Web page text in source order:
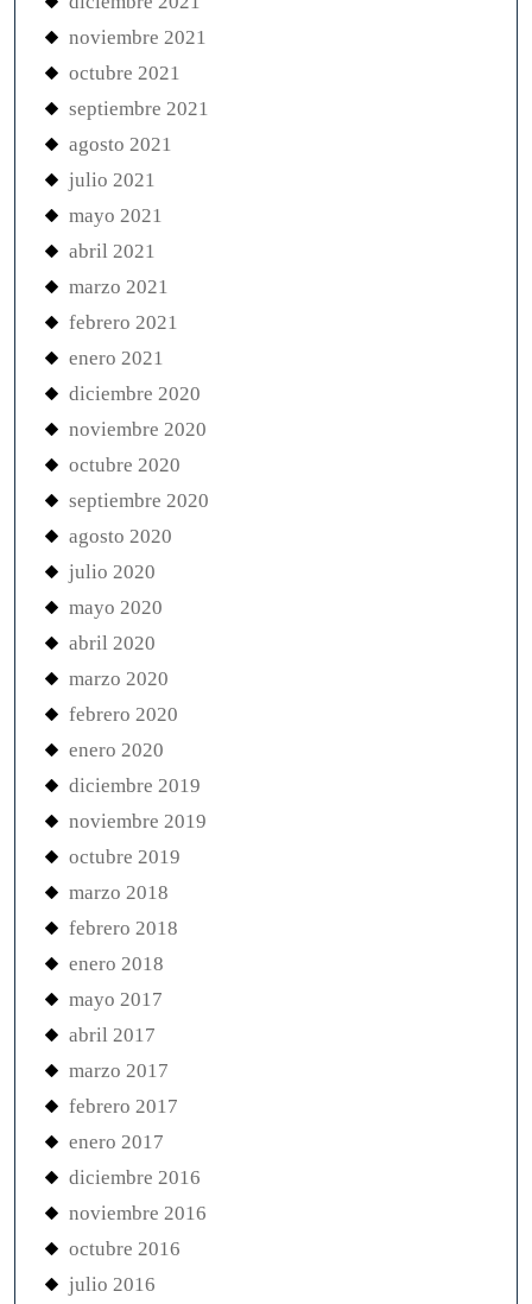
noviembre 2021
octubre 2021
septiembre 2021
agosto 2021
julio 2021
mayo 2021
abril 2021
marzo 2021
febrero 2021
enero 2021
diciembre 2020
noviembre 2020
octubre 2020
septiembre 2020
agosto 2020
julio 2020
mayo 2020
abril 2020
marzo 2020
febrero 2020
enero 2020
diciembre 2019
noviembre 2019
octubre 2019
marzo 2018
febrero 2018
enero 2018
mayo 2017
abril 2017
marzo 2017
febrero 2017
enero 2017
diciembre 2016
noviembre 2016
octubre 2016
julio 2016